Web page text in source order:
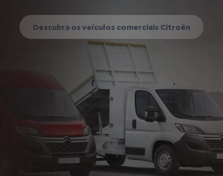
Descubra os veículos comerciais Citroën